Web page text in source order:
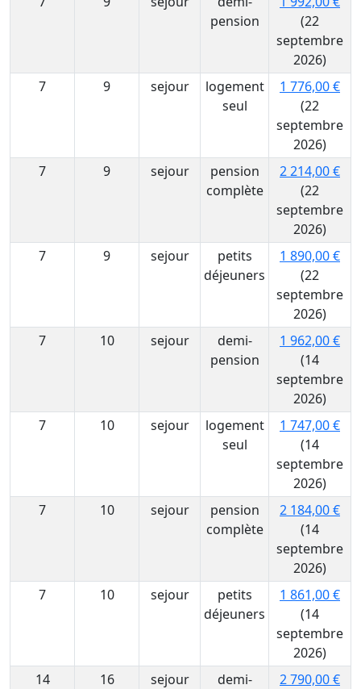
pension
(22
septembre
2026)
7
9 sejour
logement
seul
1 776,00 €
(22
septembre
2026)
7
9 sejour
pension
complète
2 214,00 €
(22
septembre
2026)
7
9 sejour
petits
déjeuners
1 890,00 €
(22
septembre
2026)
7
10 sejour
demi-
pension
1 962,00 €
(14
septembre
2026)
7
10 sejour
logement
seul
1 747,00 €
(14
septembre
2026)
7
10 sejour
pension
complète
2 184,00 €
(14
septembre
2026)
7
10 sejour
petits
déjeuners
1 861,00 €
(14
septembre
2026)
14
16 sejour
demi-
2 790,00 €